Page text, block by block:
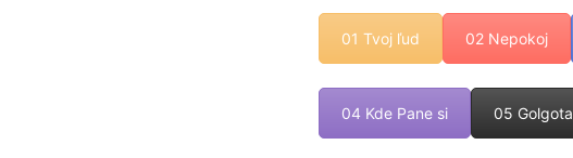
01 Tvoj ľud 02 Nepokoj
04 Kde Pane si 05 Golgota